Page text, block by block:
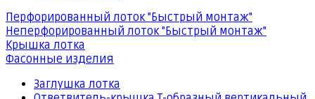
Перфорированный лоток "Быстрый монтаж"
Неперфорированный лоток "Быстрый монтаж"
Крышка лотка
Фасонные изделия
Заглушка лотка